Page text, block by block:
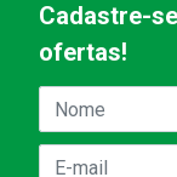
Cadastre-
ofertas!